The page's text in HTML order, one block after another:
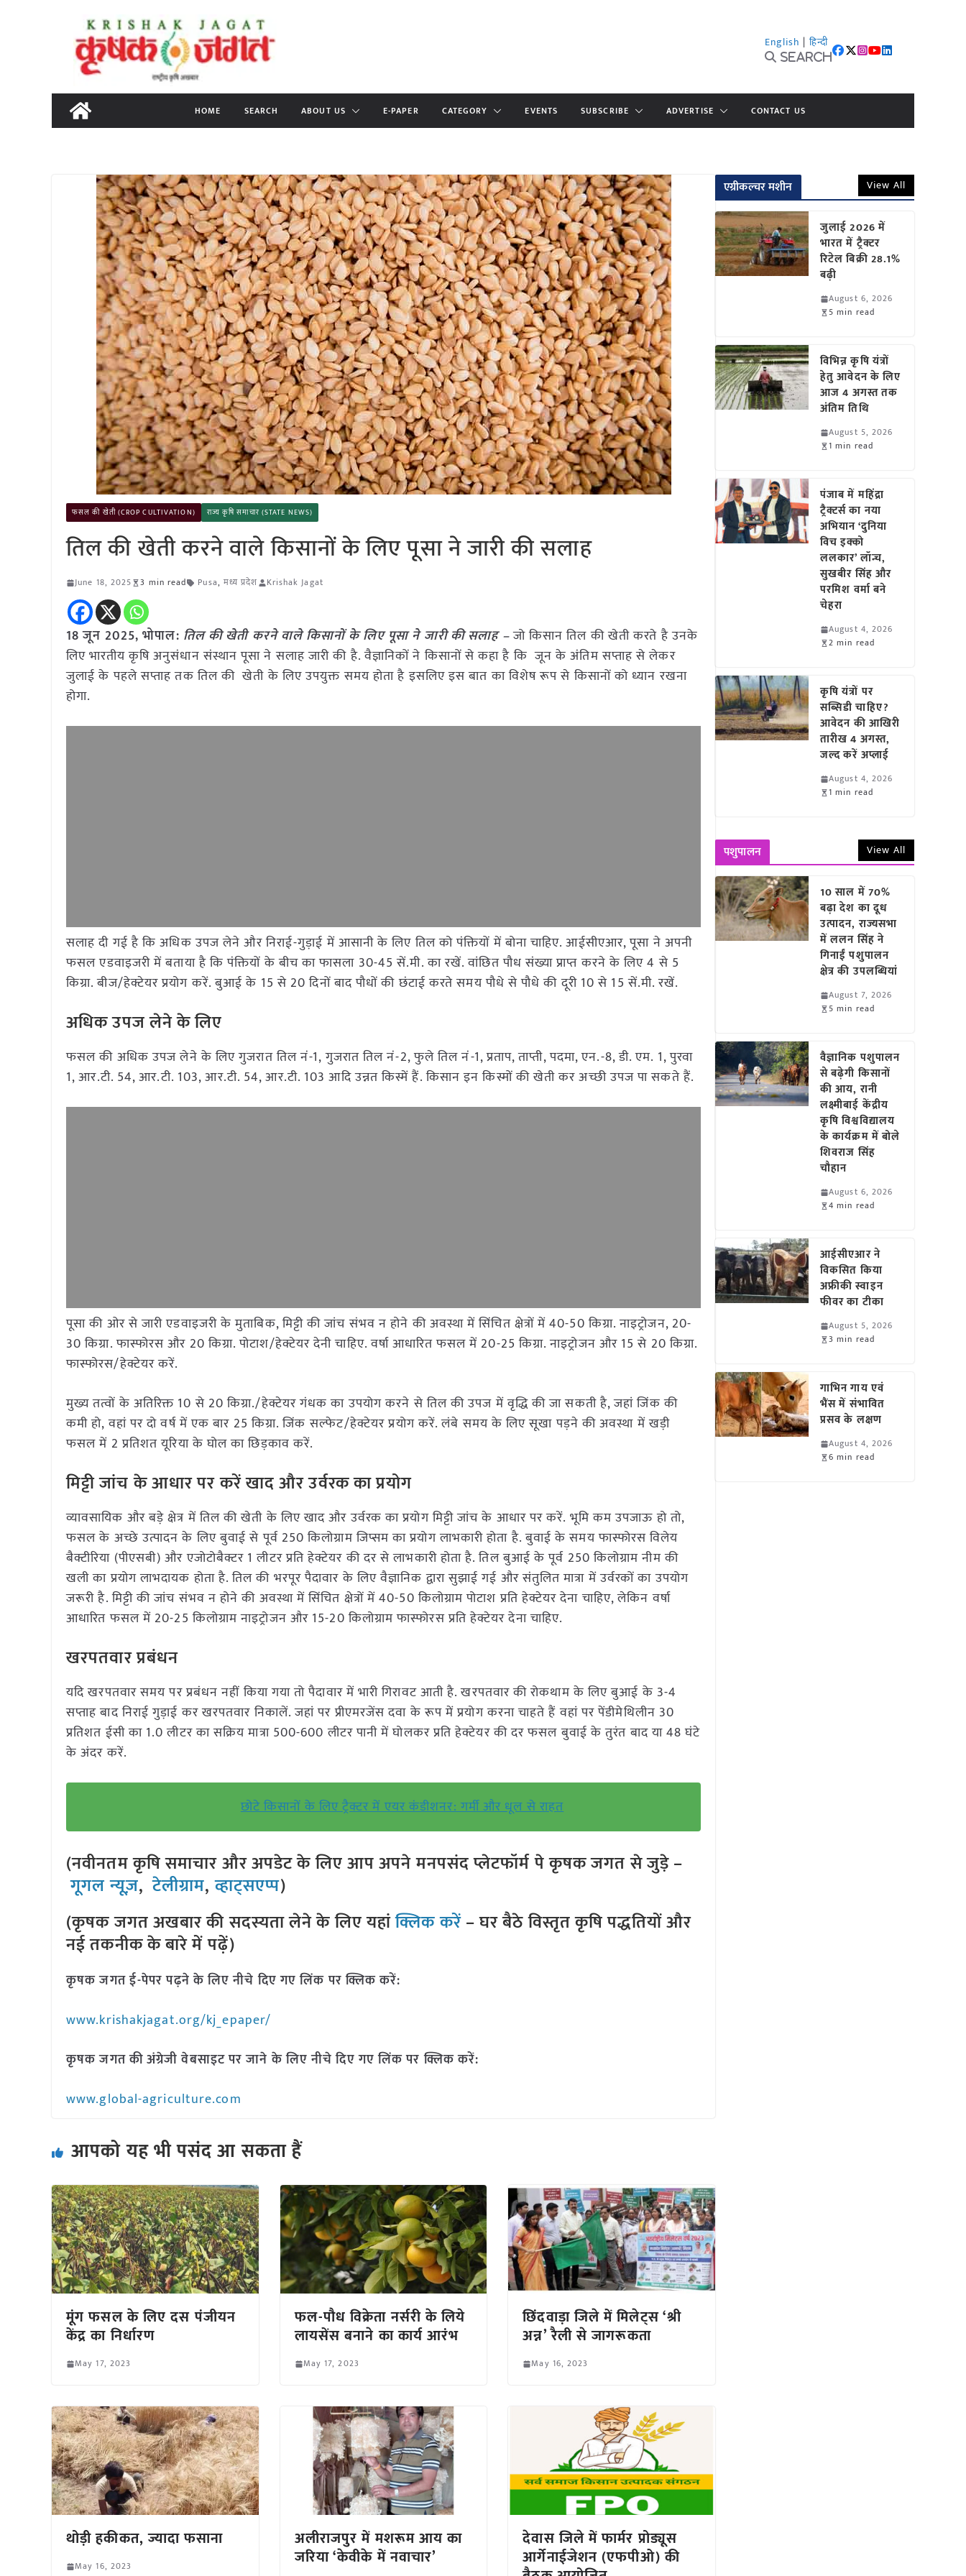
content
English | हिन्दी
Search
HOME SEARCH ABOUT US E-PAPER CATEGORY EVENTS SUBSCRIBE ADVERTISE CONTACT US
फसल की खेती (CROP CULTIVATION) राज्य कृषि समाचार (STATE NEWS)
तिल की खेती करने वाले किसानों के लिए पूसा ने जारी की सलाह
June 18, 2025 3 min read Pusa, मध्य प्रदेश Krishak Jagat
18 जून 2025, भोपाल: तिल की खेती करने वाले किसानों के लिए पूसा ने जारी की सलाह –जो किसान तिल की खेती करते है उनके
लिए भारतीय कृषि अनुसंधान संस्थान पूसा ने सलाह जारी की है. वैज्ञानिकों ने किसानों से कहा है कि जून के अंतिम सप्ताह से लेकर
जुलाई के पहले सप्ताह तक तिल की खेती के लिए उपयुक्त समय होता है इसलिए इस बात का विशेष रूप से किसानों को ध्यान रखना
होगा.
सलाह दी गई है कि अधिक उपज लेने और निराई-गुड़ाई में आसानी के लिए तिल को पंक्तियों में बोना चाहिए. आईसीएआर, पूसा ने अपनी
फसल एडवाइजरी में बताया है कि पंक्तियों के बीच का फासला 30-45 सें.मी. का रखें. वांछित पौध संख्या प्राप्त करने के लिए 4 से 5
किग्रा. बीज/हेक्टेयर प्रयोग करें. बुआई के 15 से 20 दिनों बाद पौधों की छंटाई करते समय पौधे से पौधे की दूरी 10 से 15 सें.मी. रखें.
अधिक उपज लेने के लिए
फसल की अधिक उपज लेने के लिए गुजरात तिल नं-1, गुजरात तिल नं-2, फुले तिल नं-1, प्रताप, ताप्ती, पदमा, एन.-8, डी. एम. 1, पुरवा
1, आर.टी. 54, आर.टी. 103, आर.टी. 54, आर.टी. 103 आदि उन्नत किस्में हैं. किसान इन किस्मों की खेती कर अच्छी उपज पा सकते हैं.
पूसा की ओर से जारी एडवाइजरी के मुताबिक, मिट्टी की जांच संभव न होने की अवस्था में सिंचित क्षेत्रों में 40-50 किग्रा. नाइट्रोजन, 20-
30 किग्रा. फास्फोरस और 20 किग्रा. पोटाश/हेक्टेयर देनी चाहिए. वर्षा आधारित फसल में 20-25 किग्रा. नाइट्रोजन और 15 से 20 किग्रा.
फास्फोरस/हेक्टेयर करें.
मुख्य तत्वों के अतिरिक्त 10 से 20 किग्रा./हेक्टेयर गंधक का उपयोग करने से तिल की उपज में वृद्धि की जा सकती है, जहां जिंक की
कमी हो, वहां पर दो वर्ष में एक बार 25 किग्रा. जिंक सल्फेट/हेक्टेयर प्रयोग करें. लंबे समय के लिए सूखा पड़ने की अवस्था में खड़ी
फसल में 2 प्रतिशत यूरिया के घोल का छिड़काव करें.
मिट्टी जांच के आधार पर करें खाद और उर्वरक का प्रयोग
व्यावसायिक और बड़े क्षेत्र में तिल की खेती के लिए खाद और उर्वरक का प्रयोग मिट्टी जांच के आधार पर करें. भूमि कम उपजाऊ हो तो,
फसल के अच्छे उत्पादन के लिए बुवाई से पूर्व 250 किलोग्राम जिप्सम का प्रयोग लाभकारी होता है. बुवाई के समय फास्फोरस विलेय
बैक्टीरिया (पीएसबी) और एजोटोबैक्टर 1 लीटर प्रति हेक्टेयर की दर से लाभकारी होता है. तिल बुआई के पूर्व 250 किलोग्राम नीम की
खली का प्रयोग लाभदायक होता है. तिल की भरपूर पैदावार के लिए वैज्ञानिक द्वारा सुझाई गई और संतुलित मात्रा में उर्वरकों का उपयोग
जरूरी है. मिट्टी की जांच संभव न होने की अवस्था में सिंचित क्षेत्रों में 40-50 किलोग्राम पोटाश प्रति हेक्टेयर देना चाहिए, लेकिन वर्षा
आधारित फसल में 20-25 किलोग्राम नाइट्रोजन और 15-20 किलोग्राम फास्फोरस प्रति हेक्टेयर देना चाहिए.
खरपतवार प्रबंधन
यदि खरपतवार समय पर प्रबंधन नहीं किया गया तो पैदावार में भारी गिरावट आती है. खरपतवार की रोकथाम के लिए बुआई के 3-4
सप्ताह बाद निराई गुड़ाई कर खरपतवार निकालें. जहां पर प्रीएमरजेंस दवा के रूप में प्रयोग करना चाहते हैं वहां पर पेंडीमेथिलीन 30
प्रतिशत ईसी का 1.0 लीटर का सक्रिय मात्रा 500-600 लीटर पानी में घोलकर प्रति हेक्टेयर की दर फसल बुवाई के तुरंत बाद या 48 घंटे
के अंदर करें.
छोटे किसानों के लिए ट्रैक्टर में एयर कंडीशनर: गर्मी और धूल से राहत
(नवीनतम कृषि समाचार और अपडेट के लिए आप अपने मनपसंद प्लेटफॉर्म पे कृषक जगत से जुड़े –
गूगल न्यूज़,टेलीग्राम,व्हाट्सएप्प)
(कृषक जगत अखबार की सदस्यता लेने के लिए यहांक्लिक करें– घर बैठे विस्तृत कृषि पद्धतियों और
नई तकनीक के बारे में पढ़ें)
कृषक जगत ई-पेपर पढ़ने के लिए नीचे दिए गए लिंक पर क्लिक करें:
www.krishakjagat.org/kj_epaper/
कृषक जगत की अंग्रेजी वेबसाइट पर जाने के लिए नीचे दिए गए लिंक पर क्लिक करें:
www.global-agriculture.com
आपको यह भी पसंद आ सकता हैं
मूंग फसल के लिए दस पंजीयन
केंद्र का निर्धारण
May 17, 2023
फल-पौध ‍विक्रेता नर्सरी के लिये
लायसेंस बनाने का कार्य आरंभ
May 17, 2023
छिंदवाड़ा जिले में मिलेट्स ‘श्री
अन्न’ रैली से जागरूकता
May 16, 2023
थोड़ी हकीकत, ज्यादा फसाना
May 16, 2023
अलीराजपुर में मशरूम आय का
जरिया ‘केवीके में नवाचार’
देवास जिले में फार्मर प्रोड्यूस
आर्गेनाईजेशन (एफपीओ) की
एग्रीकल्चर मशीन View All
जुलाई 2026 में
भारत में ट्रैक्टर
रिटेल बिक्री 28.1%
बढ़ी
August 6, 2026
5 min read
विभिन्न कृषि यंत्रों
हेतु आवेदन के लिए
आज 4 अगस्त तक
अंतिम तिथि
August 5, 2026
1 min read
पंजाब में महिंद्रा
ट्रैक्टर्स का नया
अभियान ‘दुनिया
विच इक्को
ललकार’ लॉन्च,
सुखबीर सिंह और
परमिश वर्मा बने
चेहरा
August 4, 2026
2 min read
कृषि यंत्रों पर
सब्सिडी चाहिए?
आवेदन की आखिरी
तारीख 4 अगस्त,
जल्द करें अप्लाई
August 4, 2026
1 min read
पशुपालन View All
10 साल में 70%
बढ़ा देश का दूध
उत्पादन, राज्यसभा
में ललन सिंह ने
गिनाईं पशुपालन
क्षेत्र की उपलब्धियां
August 7, 2026
5 min read
वैज्ञानिक पशुपालन
से बढ़ेगी किसानों
की आय, रानी
लक्ष्मीबाई केंद्रीय
कृषि विश्वविद्यालय
के कार्यक्रम में बोले
शिवराज सिंह
चौहान
August 6, 2026
4 min read
आईसीएआर ने
विकसित किया
अफ्रीकी स्वाइन
फीवर का टीका
August 5, 2026
3 min read
गाभिन गाय एवं
भैंस में संभावित
प्रसव के लक्षण
August 4, 2026
6 min read